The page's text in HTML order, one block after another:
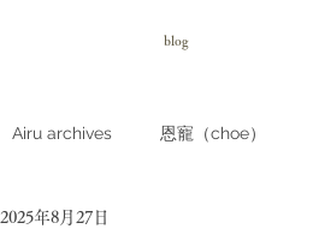
blog
Airu archives 恩寵（choe）
2025年8月27日